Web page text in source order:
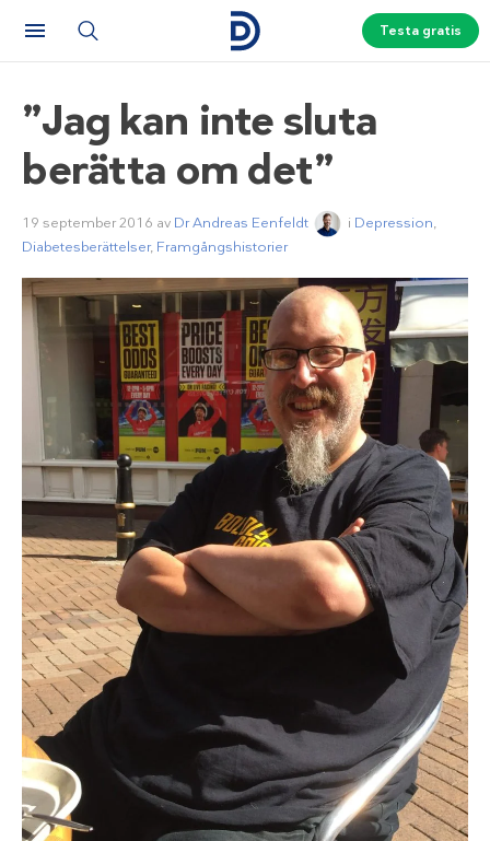
Testa gratis
”Jag kan inte sluta
berätta om det”
19 september 2016 av Dr Andreas Eenfeldt i Depression,
Diabetesberättelser, Framgångshistorier